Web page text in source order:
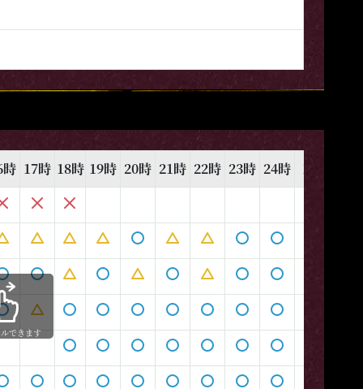
17時 18時 19時 20時 21時 22時 23時 24時 1時
できます